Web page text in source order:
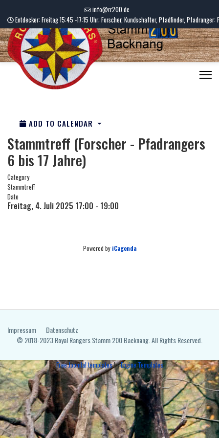
info@rr200.de
Entdecker: Freitag 15:45 -17:15 Uhr; Forscher, Kundschafter, Pfadfinder, Pfadranger:
ADD TO CALENDAR
Stammtreff (Forscher - Pfadrangers
6 bis 17 Jahre)
Category
Stammtreff
Date
Freitag, 4. Juli 2025 17:00 - 19:00
Powered by iCagenda
Impressum
Datenschutz
© 2018-2023 Royal Rangers Stamm 200 Backnang. All Rights Reserved.
Free Joomla! templatesbyEngine Templates